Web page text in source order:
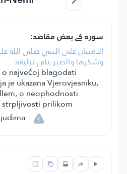
سورہ کے بعض مقاصد:
الامتنان على النبي صلى الله
وشكرها والصبر على تبليغه.
najvećoj blagodati
je ukazana Vjerovjesniku,
o neophodnosti
strpljivosti prilikom